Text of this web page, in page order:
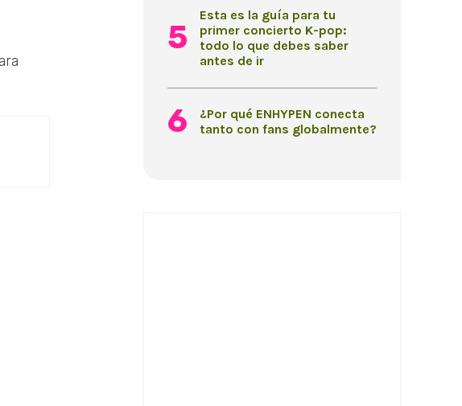
Esta es la guía para tu
primer concierto K-pop:
todo lo que debes saber
antes de ir
¿Por qué ENHYPEN conecta
tanto con fans globalmente?